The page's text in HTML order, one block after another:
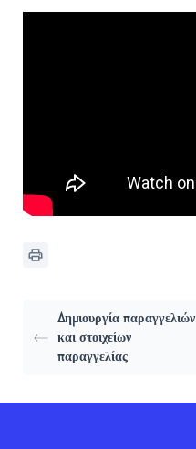
Δημιουργία παραγγελιών
και στοιχείων
παραγγελίας